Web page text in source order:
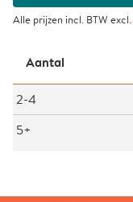
Alle prijzen incl. BTW excl.
Aantal
2-4
5+